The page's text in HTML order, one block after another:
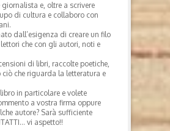
giornalista e, oltre a scrivere
di cultura e collaboro con
dall’esigenza di creare un filo
che con gli autori, noti e
di libri, raccolte poetiche,
ciò che riguarda la letteratura e
in particolare e volete
a vostra firma oppure
autore? Sarà sufficiente
vi aspetto!!